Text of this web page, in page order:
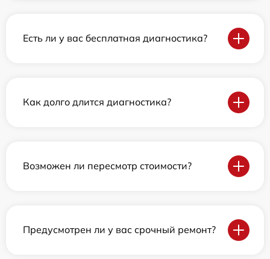
Есть ли у вас бесплатная диагностика?
Как долго длится диагностика?
Возможен ли пересмотр стоимости?
Предусмотрен ли у вас срочный ремонт?